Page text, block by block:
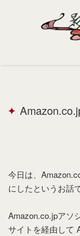
Portfolio
今日は、
にしたというお話
Amazon.co.jpアソ
サイトを経由して